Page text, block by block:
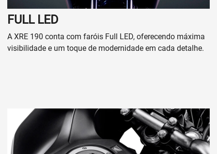
FULL LED
A XRE 190 conta com faróis Full LED, oferecendo máxima
visibilidade e um toque de modernidade em cada detalhe.